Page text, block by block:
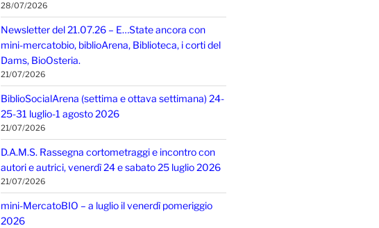
28/07/2026
Newsletter del 21.07.26 – E…State ancora con
mini-mercatobio, biblioArena, Biblioteca, i corti del
Dams, BioOsteria.
21/07/2026
BiblioSocialArena (settima e ottava settimana) 24-
25-31 luglio-1 agosto 2026
21/07/2026
D.A.M.S. Rassegna cortometraggi e incontro con
autori e autrici, venerdì 24 e sabato 25 luglio 2026
21/07/2026
mini-MercatoBIO – a luglio il venerdì pomeriggio
2026